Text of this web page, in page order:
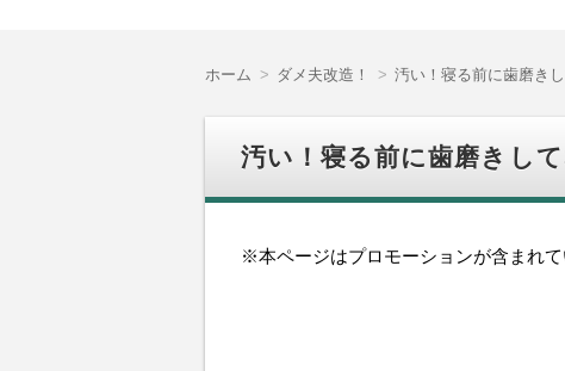
ホーム ダメ夫改造！ 汚い！寝る前に歯磨きし
汚い！寝る前に歯磨きして
※本ページはプロモーションが含まれて